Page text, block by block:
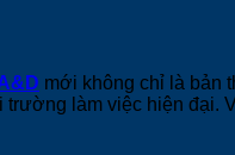
mới không chỉ là bản
trường làm việc hiện đại.